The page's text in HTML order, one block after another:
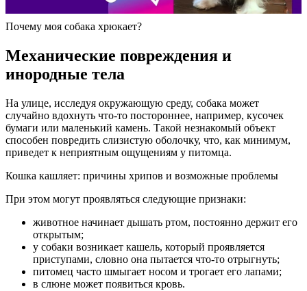
Почему моя собака хрюкает?
Механические повреждения и
инородные тела
На улице, исследуя окружающую среду, собака может
случайно вдохнуть что-то постороннее, например, кусочек
бумаги или маленький камень. Такой незнакомый объект
способен повредить слизистую оболочку, что, как минимум,
приведет к неприятным ощущениям у питомца.
Кошка кашляет: причины хрипов и возможные проблемы
При этом могут проявляться следующие признаки:
животное начинает дышать ртом, постоянно держит его
открытым;
у собаки возникает кашель, который проявляется
приступами, словно она пытается что-то отрыгнуть;
питомец часто шмыгает носом и трогает его лапами;
в слюне может появиться кровь.